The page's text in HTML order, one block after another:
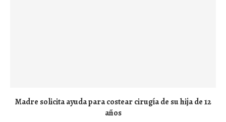
Madre solicita ayuda para costear cirugía de su hija de 12
años